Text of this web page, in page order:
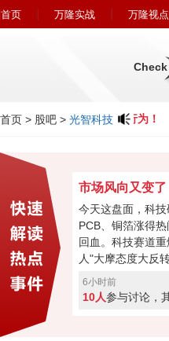
首页 万隆实战 万隆视点
Check
首页 > 股吧 > 光智科技
期冒充广州万隆的欺诈行为！
今天这盘面，科技
PCB、铜箔涨得
回血。科技赛道
人"大摩态度大反
最悲观过去，市
购、现金流或将
6小时前
10人参与讨论，